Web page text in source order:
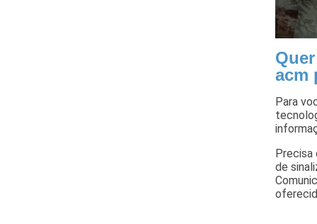
acm
Para
de